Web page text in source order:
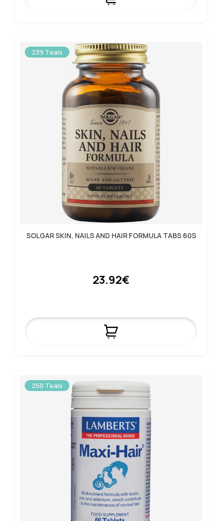
239 Teals
SOLGAR SKIN, NAILS AND HAIR FORMULA TABS 60S
23.92€
250 Teals